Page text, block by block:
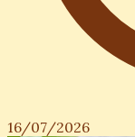
16/07/2026